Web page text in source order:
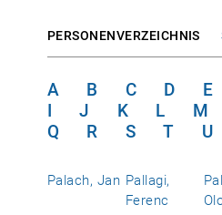
PERSONENVERZEICHNIS
A B C D E
I
J K L M
Q
R S T U
Palach, Jan Pallagi,
Ferenc